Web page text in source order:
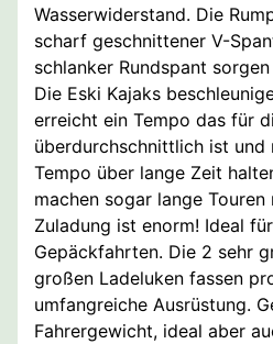
Wasserwiderstand. Die
scharf geschnittener V-
schlanker Rundspant
Die Eski Kajaks
erreicht ein Tempo das für
überdurchschnittlich ist und
Tempo über lange Zeit
machen sogar lange
Zuladung ist enorm! Ideal
Gepäckfahrten. Die 2 sehr
großen Ladeluken fassen
umfangreiche Ausrüstung.
Fahrergewicht, ideal aber